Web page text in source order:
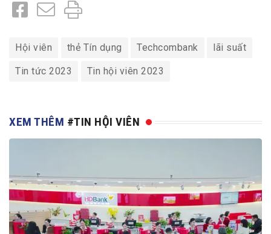
Hội viên thẻ Tín dụng Techcombank lãi suất
Tin tức 2023 Tin hội viên 2023
XEM THÊM #TIN HỘI VIÊN